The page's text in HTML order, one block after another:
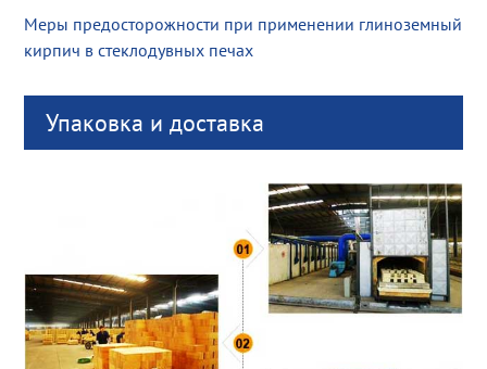
Меры предосторожности при применении глиноземный
кирпич в стеклодувных печах
Упаковка и доставка